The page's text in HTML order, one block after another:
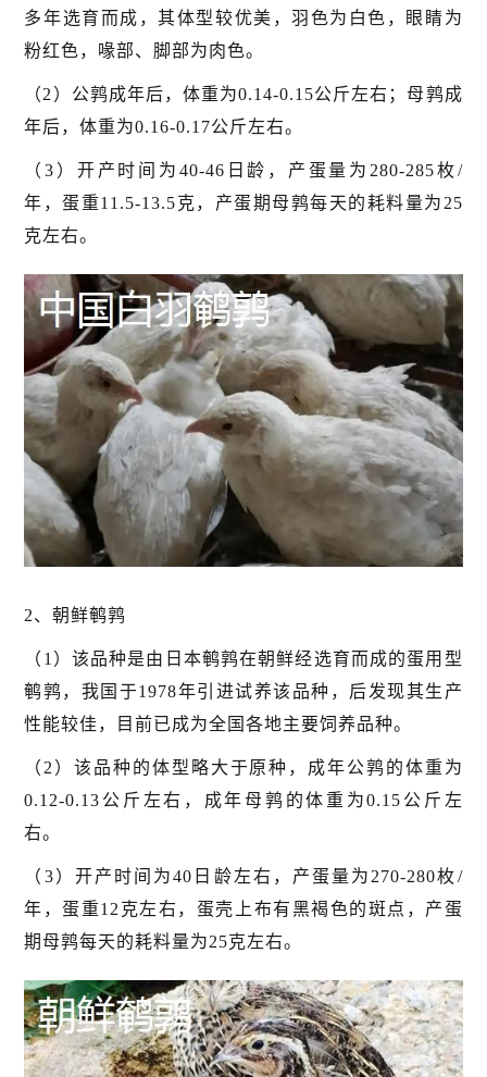
多年选育而成，其体型较优美，羽色为白色，眼睛为
粉红色，喙部、脚部为肉色。
（2）公鹑成年后，体重为0.14-0.15公斤左右；母鹑成
年后，体重为0.16-0.17公斤左右。
（3）开产时间为40-46日龄，产蛋量为280-285枚/
年，蛋重11.5-13.5克，产蛋期母鹑每天的耗料量为25
克左右。
2、朝鲜鹌鹑
（1）该品种是由日本鹌鹑在朝鲜经选育而成的蛋用型
鹌鹑，我国于1978年引进试养该品种，后发现其生产
性能较佳，目前已成为全国各地主要饲养品种。
（2）该品种的体型略大于原种，成年公鹑的体重为
0.12-0.13公斤左右，成年母鹑的体重为0.15公斤左
右。
（3）开产时间为40日龄左右，产蛋量为270-280枚/
年，蛋重12克左右，蛋壳上布有黑褐色的斑点，产蛋
期母鹑每天的耗料量为25克左右。